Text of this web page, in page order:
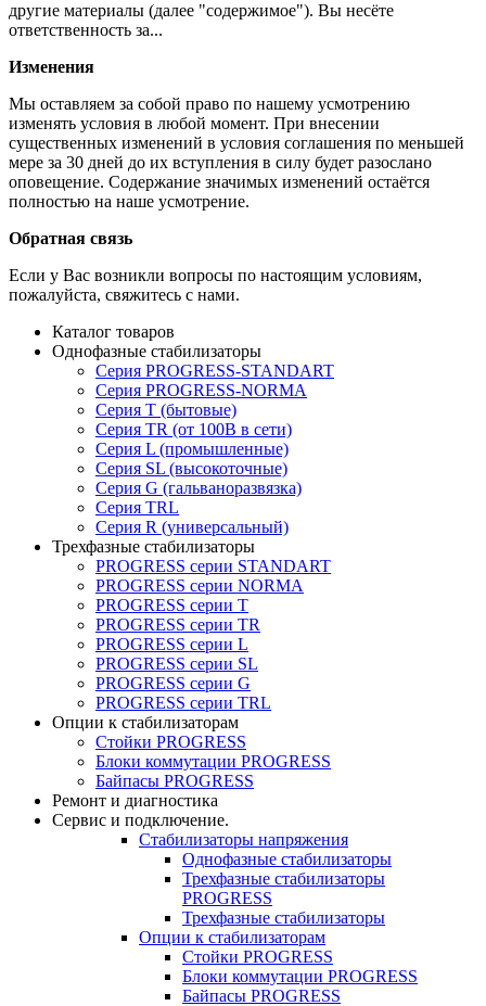
другие материалы (далее "содержимое"). Вы несёте
ответственность за...
Изменения
Мы оставляем за собой право по нашему усмотрению
изменять условия в любой момент. При внесении
существенных изменений в условия соглашения по меньшей
мере за 30 дней до их вступления в силу будет разослано
оповещение. Содержание значимых изменений остаётся
полностью на наше усмотрение.
Обратная связь
Если у Вас возникли вопросы по настоящим условиям,
пожалуйста, свяжитесь с нами.
Каталог товаров
Однофазные стабилизаторы
Серия PROGRESS-STANDART
Серия PROGRESS-NORMA
Серия T (бытовые)
Серия TR (от 100В в сети)
Серия L (промышленные)
Серия SL (высокоточные)
Серия G (гальваноразвязка)
Серия TRL
Серия R (универсальный)
Трехфазные стабилизаторы
PROGRESS cерии STANDART
PROGRESS cерии NORMA
PROGRESS серии Т
PROGRESS серии ТR
PROGRESS серии L
PROGRESS серии SL
PROGRESS серии G
PROGRESS серии TRL
Опции к стабилизаторам
Стойки PROGRESS
Блоки коммутации PROGRESS
Байпасы PROGRESS
Ремонт и диагностика
Сервис и подключение.
Стабилизаторы напряжения
Однофазные стабилизаторы
Трехфазные стабилизаторы
PROGRESS
Трехфазные стабилизаторы
Опции к стабилизаторам
Стойки PROGRESS
Блоки коммутации PROGRESS
Байпасы PROGRESS